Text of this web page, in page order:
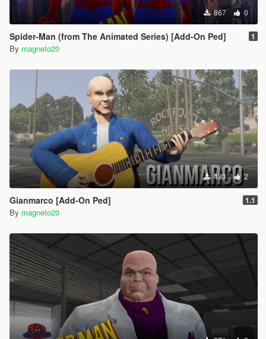
867 0
Spider-Man (from The Animated Series) [Add-On Ped] 1
By magneto20
433 2
Gianmarco [Add-On Ped] 1.1
By magneto20